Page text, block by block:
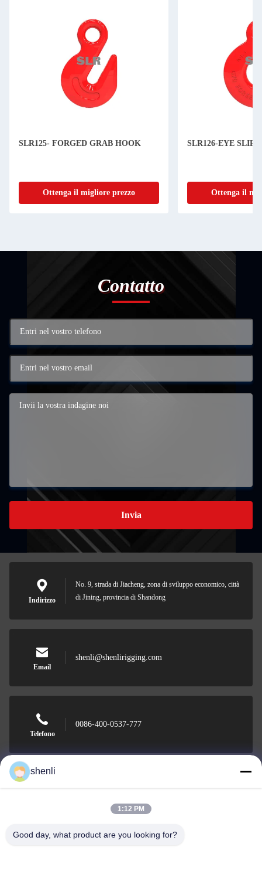
SLR125- FORGED GRAB HOOK
Ottenga il migliore prezzo
SLR126-EYE SLIP
Ottenga il
Contatto
Invia
Indirizzo
No. 9, strada di Jiacheng, zona di sviluppo economico, città
di Jining, provincia di Shandong
Email
shenli@shenlirigging.com
Telefono
0086-400-0537-777
Shandong Shenli Rigging Co., Ltd.
shenli
1:12 PM
Good day, what product are you looking for?